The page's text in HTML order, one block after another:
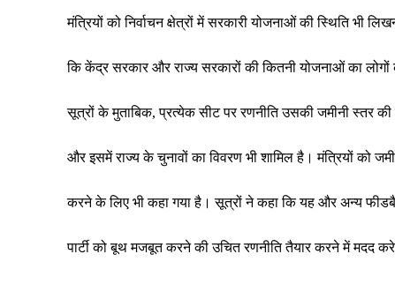
मंत्रियों को निर्वाचन क्षेत्रों में सरकारी योजनाओं की स्थिति भी
कि केंद्र सरकार और राज्य सरकारों की कितनी योजनाओं का लोगों
सूत्रों के मुताबिक, प्रत्येक सीट पर रणनीति उसकी जमीनी स्तर की
और इसमें राज्य के चुनावों का विवरण भी शामिल है। मंत्रियों को
करने के लिए भी कहा गया है। सूत्रों ने कहा कि यह और अन्य
पार्टी को बूथ मजबूत करने की उचित रणनीति तैयार करने में मदद